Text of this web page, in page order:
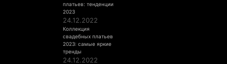
платьев: тенденции
2023
24.12.2022
Коллекция
свадебных платьев
2023: самые яркие
тренды
24.12.2022